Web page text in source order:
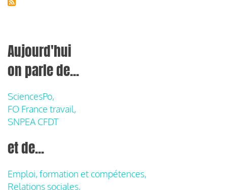
Aujourd'hui
on parle de...
SciencesPo,
FO France travail,
SNPEA CFDT
et de...
Emploi, formation et compétences,
Relations sociales,